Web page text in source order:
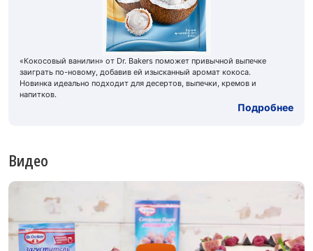
«Кокосовый ванилин» от Dr. Bakers поможет привычной выпечке
заиграть по-новому, добавив ей изысканный аромат кокоса.
Новинка идеально подходит для десертов, выпечки, кремов и
напитков.
Подробнее
Видео